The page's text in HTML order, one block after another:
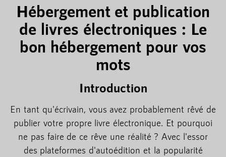
Hébergement et publication
de livres électroniques : Le
bon hébergement pour vos
mots
Introduction
En tant qu'écrivain, vous avez probablement rêvé de
publier votre propre livre électronique. Et pourquoi
ne pas faire de ce rêve une réalité ? Avec l'essor
des plateformes d'autoédition et la popularité